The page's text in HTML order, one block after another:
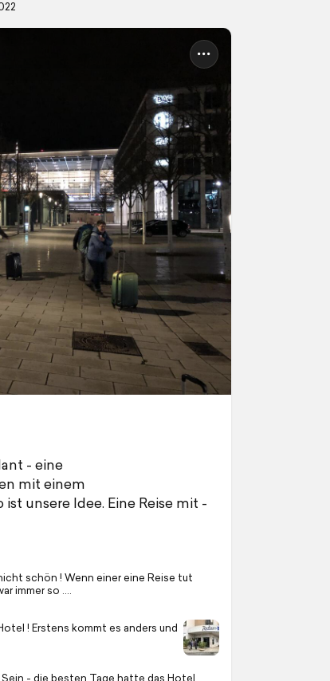
- eine
mit einem
unsere Idee. Eine Reise mit -
schön ! Wenn einer eine Reise tut
immer so ….
! Erstens kommt es anders und